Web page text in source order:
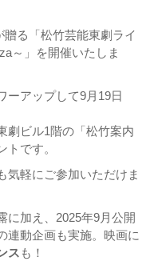
る「松竹芸能東劇ライ
～」を開催いたしま
ーアップして9月19日
劇ビル1階の「松竹案内
です。
気軽にご参加いただけま
に加え、2025年9月公開
連動企画も実施。映画に
ス も！